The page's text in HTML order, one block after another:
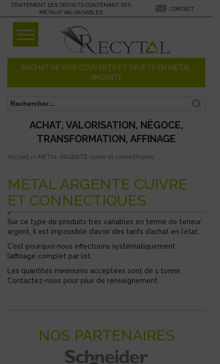
Skip
content
TRAITEMENT DES DECHETS CONTENANT DES
METAUX VALORISABLES
CONTACT
RACHAT DE VOS COUVERTS ET OBJETS EN MÉTAL
ARGENTÉ
ACHAT, VALORISATION, NÉGOCE,
TRANSFORMATION, AFFINAGE
Accueil >> METAL ARGENTE cuivre et connectiques
METAL ARGENTE CUIVRE
ET CONNECTIQUES
Sur ce type de produits très variables en terme de teneur
argent, il est impossible d’avoir des tarifs d’achat en l’état.
C’est pourquoi nous effectuons systématiquement
l’affinage complet par lot.
Les quantités minimums acceptées sont de 1 tonne.
Contactez-nous pour plus de renseignement
NOS PARTENAIRES